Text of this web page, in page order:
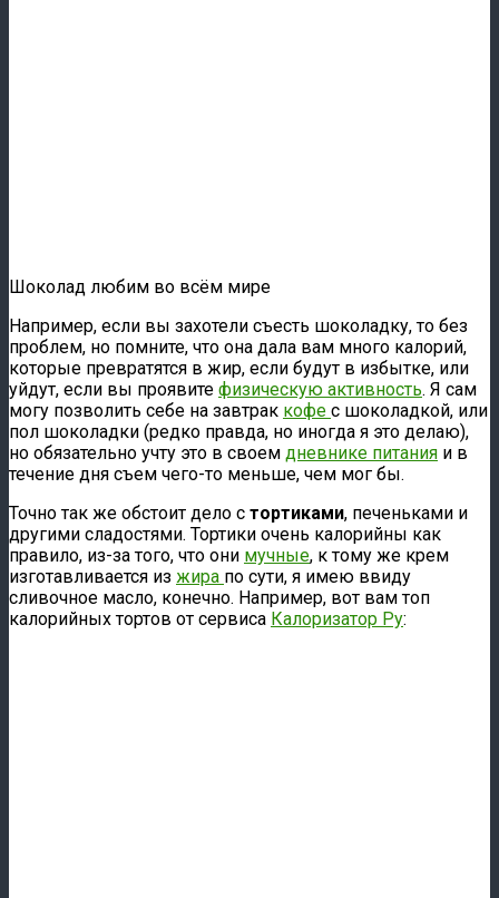
Шоколад любим во всём мире
Например, если вы захотели съесть шоколадку, то без
проблем, но помните, что она дала вам много калорий,
которые превратятся в жир, если будут в избытке, или
уйдут, если вы проявите физическую активность. Я сам
могу позволить себе на завтрак кофе с шоколадкой, или
пол шоколадки (редко правда, но иногда я это делаю),
но обязательно учту это в своем дневнике питания и в
течение дня съем чего-то меньше, чем мог бы.
Точно так же обстоит дело с тортиками, печеньками и
другими сладостями. Тортики очень калорийны как
правило, из-за того, что они мучные, к тому же крем
изготавливается из жира по сути, я имею ввиду
сливочное масло, конечно. Например, вот вам топ
калорийных тортов от сервиса Калоризатор Ру: